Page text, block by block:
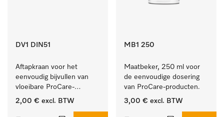
DV1 DIN51
Aftapkraan voor het
eenvoudig bijvullen van
vloeibare ProCare-
producten.
2,00 € excl. BTW
MB1 250
Maatbeker, 250 ml voor
de eenvoudige dosering
van ProCare-producten.
3,00 € excl. BTW